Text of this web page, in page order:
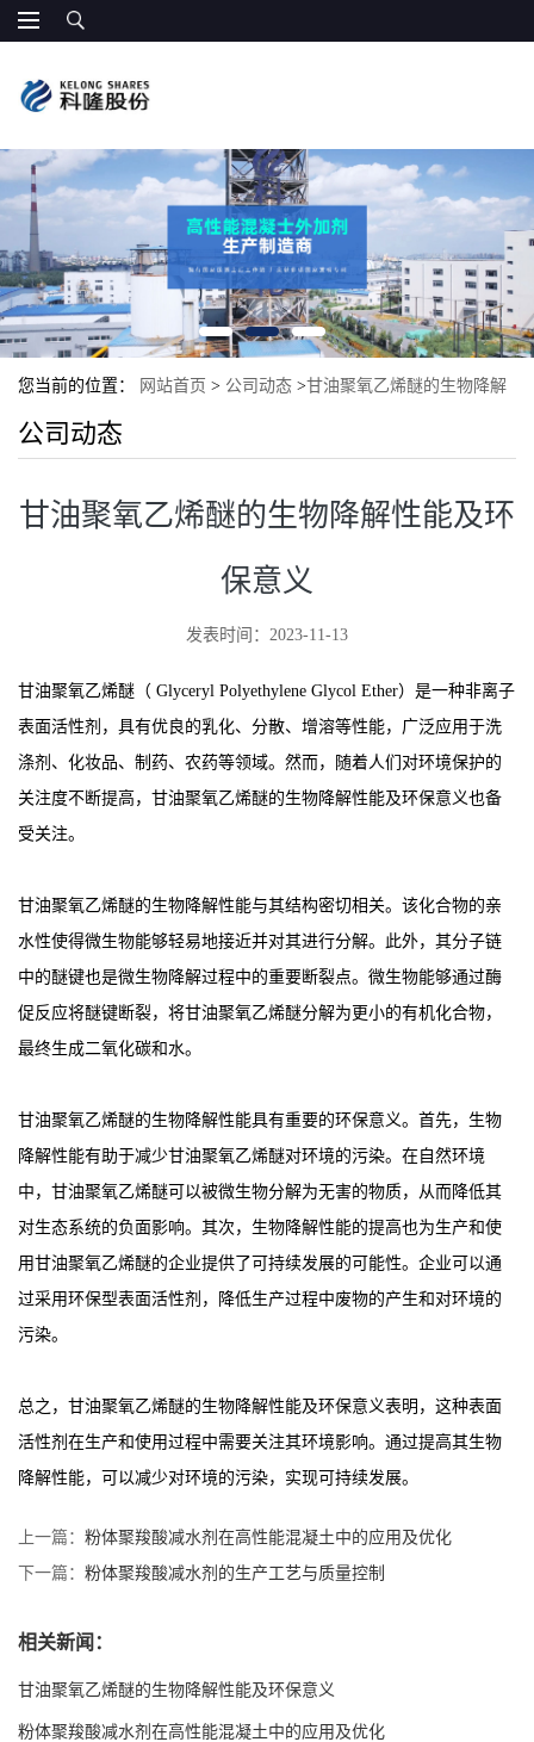
您当前的位置： 网站首页 > 公司动态 >甘油聚氧乙烯醚的生物降解
性能及环保意义
公司动态
甘油聚氧乙烯醚的生物降解性能及环
保意义
发表时间：2023-11-13
甘油聚氧乙烯醚（ Glyceryl Polyethylene Glycol Ether）是一种非离子
表面活性剂，具有优良的乳化、分散、增溶等性能，广泛应用于洗
涤剂、化妆品、制药、农药等领域。然而，随着人们对环境保护的
关注度不断提高，甘油聚氧乙烯醚的生物降解性能及环保意义也备
受关注。
甘油聚氧乙烯醚的生物降解性能与其结构密切相关。该化合物的亲
水性使得微生物能够轻易地接近并对其进行分解。此外，其分子链
中的醚键也是微生物降解过程中的重要断裂点。微生物能够通过酶
促反应将醚键断裂，将甘油聚氧乙烯醚分解为更小的有机化合物，
最终生成二氧化碳和水。
甘油聚氧乙烯醚的生物降解性能具有重要的环保意义。首先，生物
降解性能有助于减少甘油聚氧乙烯醚对环境的污染。在自然环境
中，甘油聚氧乙烯醚可以被微生物分解为无害的物质，从而降低其
对生态系统的负面影响。其次，生物降解性能的提高也为生产和使
用甘油聚氧乙烯醚的企业提供了可持续发展的可能性。企业可以通
过采用环保型表面活性剂，降低生产过程中废物的产生和对环境的
污染。
总之，甘油聚氧乙烯醚的生物降解性能及环保意义表明，这种表面
活性剂在生产和使用过程中需要关注其环境影响。通过提高其生物
降解性能，可以减少对环境的污染，实现可持续发展。
上一篇： 粉体聚羧酸减水剂在高性能混凝土中的应用及优化
下一篇： 粉体聚羧酸减水剂的生产工艺与质量控制
相关新闻：
甘油聚氧乙烯醚的生物降解性能及环保意义
粉体聚羧酸减水剂在高性能混凝土中的应用及优化